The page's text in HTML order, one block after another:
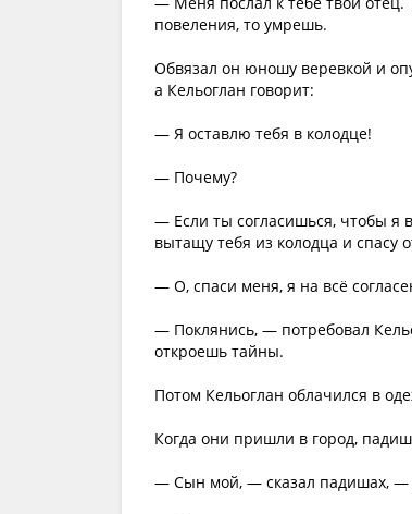
повеления, то умрешь.
Обвязал он юношу веревкой и
а Кельоглан говорит:
— Я оставлю тебя в колодце!
— Почему?
— Если ты согласишься, чтобы я
вытащу тебя из колодца и спасу
— О, спаси меня, я на всё
— Поклянись, — потребовал
откроешь тайны.
Потом Кельоглан облачился в
Когда они пришли в город,
— Сын мой, — сказал падишах, —